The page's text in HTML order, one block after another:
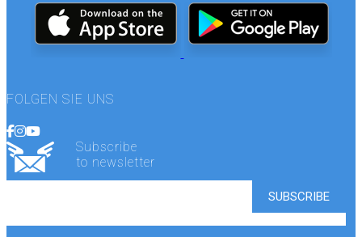
FOLGEN SIE UNS
Subscribe
to newsletter